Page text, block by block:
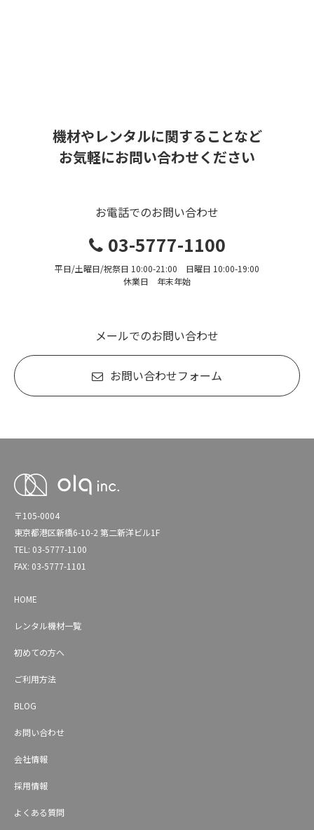
機材やレンタルに関することなど
お気軽にお問い合わせください
お電話でのお問い合わせ
03-5777-1100
平日/土曜日/祝祭日 10:00-21:00 日曜日 10:00-19:00
休業日 年末年始
メールでのお問い合わせ
お問い合わせフォーム
〒105-0004
東京都港区新橋6-10-2 第二新洋ビル1F
TEL: 03-5777-1100
FAX: 03-5777-1101
HOME
レンタル機材一覧
初めての方へ
ご利用方法
BLOG
お問い合わせ
会社情報
採用情報
よくある質問